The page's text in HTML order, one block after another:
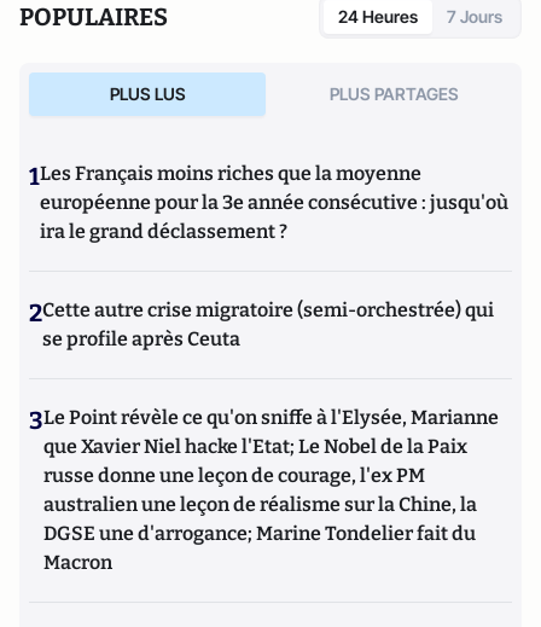
POPULAIRES 24 Heures 7 Jours
PLUS LUS PLUS PARTAGES
1Les Français moins riches que la moyenne
européenne pour la 3e année consécutive : jusqu'où
ira le grand déclassement ?
2Cette autre crise migratoire (semi-orchestrée) qui
se profile après Ceuta
3Le Point révèle ce qu'on sniffe à l'Elysée, Marianne
que Xavier Niel hacke l'Etat; Le Nobel de la Paix
russe donne une leçon de courage, l'ex PM
australien une leçon de réalisme sur la Chine, la
DGSE une d'arrogance; Marine Tondelier fait du
Macron